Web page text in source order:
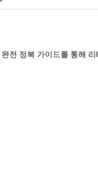
전 정복 가이드를 통해